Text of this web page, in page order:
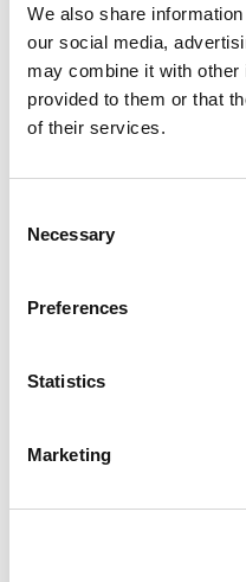
We also share
our social media,
may combine it with other
provided to them or that
of their services.
Selection
Necessary
Preferences
Statistics
Marketing
Outil rentable =
Expédition dans le
Ventes sur stock
100 % de fidélité
Avantages
Facile à installer